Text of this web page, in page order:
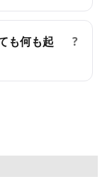
も何も起
?